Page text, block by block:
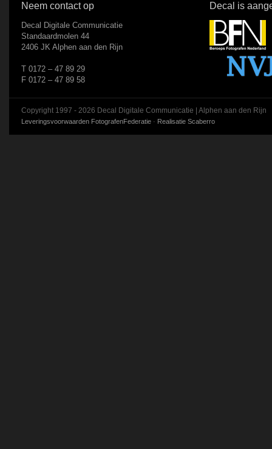
Neem contact op
Decal Digitale Communicatie
Standaardmolen 44
2406 JK Alphen aan den Rijn
T 0172 – 47 89 29
F 0172 – 47 89 58
Decal is
Copyright 1997 - 2026 Decal Digitale Communicatie | Alphen aan den Rijn
Leveringsvoorwaarden FotografenFederatie · Realisatie Scaberro